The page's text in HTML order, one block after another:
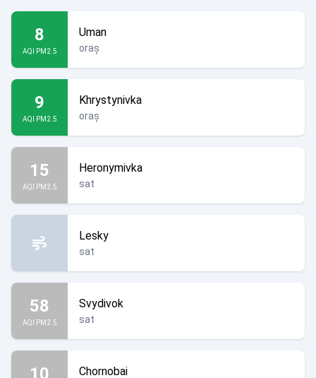
8
AQI PM2.5
Uman
oraș
9
AQI PM2.5
Khrystynivka
oraș
15
AQI PM2.5
Heronymivka
sat
Lesky
sat
58
AQI PM2.5
Svydivok
sat
10 Chornobai